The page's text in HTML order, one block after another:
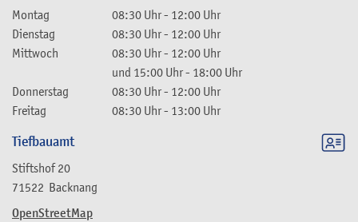
Montag 08:30 Uhr- 12:00 Uhr
Dienstag
08:30 Uhr- 12:00 Uhr
Mittwoch
08:30 Uhr- 12:00 Uhr
und 15:00 Uhr- 18:00 Uhr
Donnerstag
08:30 Uhr- 12:00 Uhr
Freitag
08:30 Uhr- 13:00 Uhr
Tiefbauamt
Stiftshof 20
71522 Backnang
OpenStreetMap